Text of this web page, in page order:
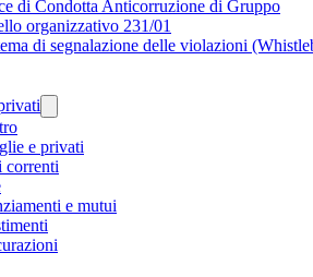
di Condotta Anticorruzione di Gruppo
organizzativo 231/01
di segnalazione delle violazioni
e privati
correnti
e mutui